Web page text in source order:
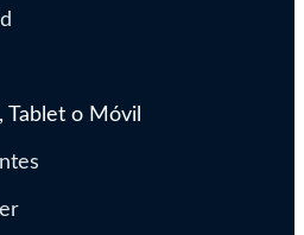
Tablet o Móvil